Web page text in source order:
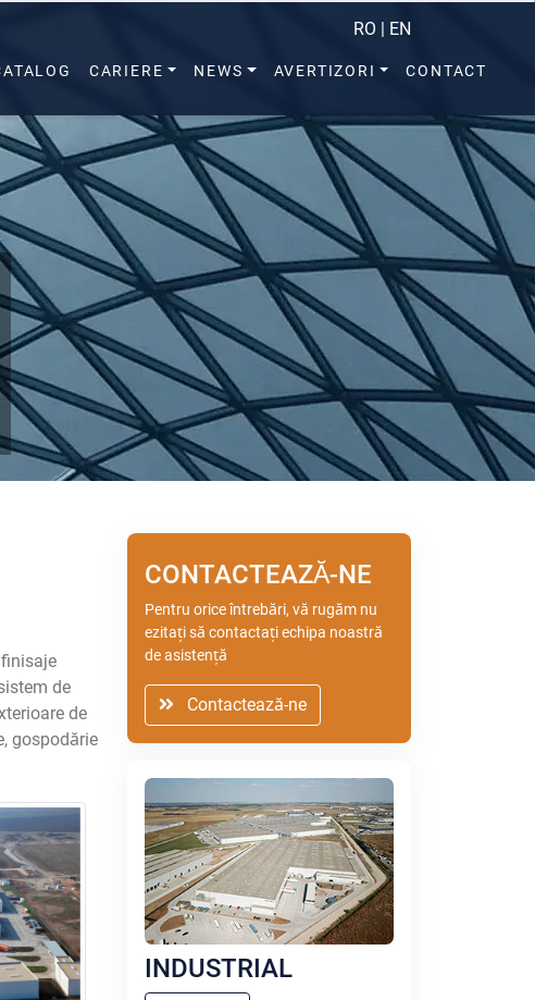
RO | EN
CARIERE NEWS AVERTIZORI CONTACT
de
de
gospodărie
CONTACTEAZĂ-NE
Pentru orice întrebări, vă rugăm nu
ezitați să contactați echipa noastră
de asistență
Contactează-ne
INDUSTRIAL